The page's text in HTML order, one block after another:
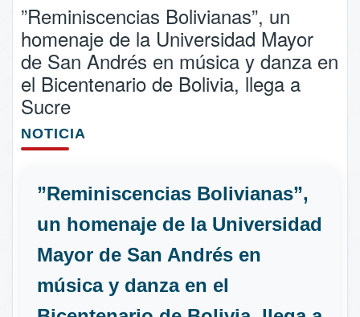
”Reminiscencias Bolivianas”, un
homenaje de la Universidad Mayor
de San Andrés en música y danza en
el Bicentenario de Bolivia, llega a
Sucre
NOTICIA
”Reminiscencias Bolivianas”,
un homenaje de la Universidad
Mayor de San Andrés en
música y danza en el